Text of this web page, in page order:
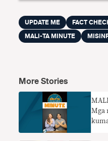
UPDATE ME FACT
MALI-TA MINUTE
More Stories
Mga